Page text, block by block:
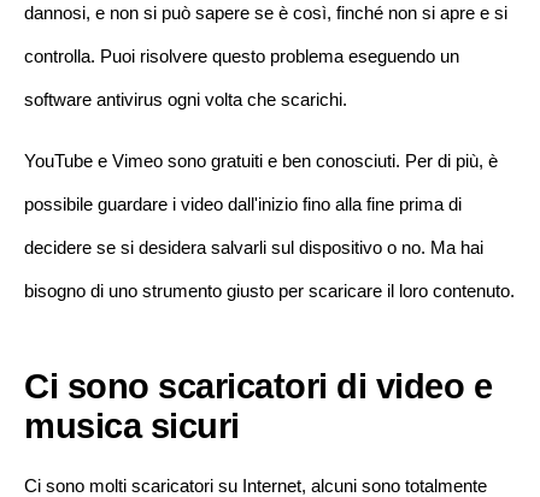
dannosi, e non si può sapere se è così, finché non si apre e si
controlla. Puoi risolvere questo problema eseguendo un
software antivirus ogni volta che scarichi.
YouTube e Vimeo sono gratuiti e ben conosciuti. Per di più, è
possibile guardare i video dall'inizio fino alla fine prima di
decidere se si desidera salvarli sul dispositivo o no. Ma hai
bisogno di uno strumento giusto per scaricare il loro contenuto.
Ci sono scaricatori di video e
musica sicuri
Ci sono molti scaricatori su Internet, alcuni sono totalmente